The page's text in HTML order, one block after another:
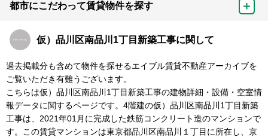
都市にこだわって賃貸物件を探す
仮）品川区南品川1丁目新築工事に関して
過去掲載分も含めて物件を探せるエイブル賃貸不動産アーカイブを
ご覧いただき有難うございます。
こちらは仮）品川区南品川1丁目新築工事の建物詳細・設備・空室情
報データに関するページです。4階建の仮）品川区南品川1丁目新築
工事は、2021年01月に完成した鉄筋コンクリート造のマンションで
す。この賃貸マンションは東京都品川区南品川１丁目に所在し、京